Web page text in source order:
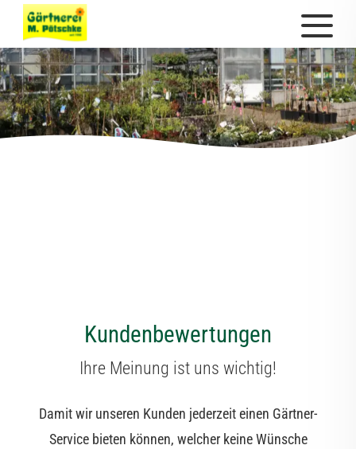
Kundenbewertungen
Ihre Meinung ist uns wichtig!
Damit wir unseren Kunden jederzeit einen Gärtner-
Service bieten können, welcher keine Wünsche